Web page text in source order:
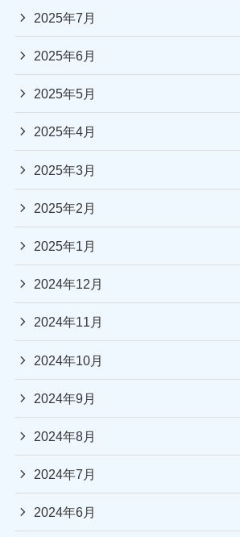
2025年7月
2025年6月
2025年5月
2025年4月
2025年3月
2025年2月
2025年1月
2024年12月
2024年11月
2024年10月
2024年9月
2024年8月
2024年7月
2024年6月